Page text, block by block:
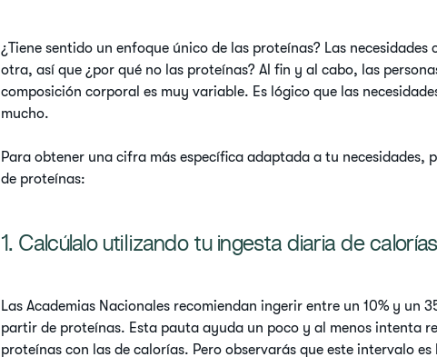
¿Tiene sentido un enfoque único de las proteínas? Las
otra, así que ¿por qué no las proteínas? Al fin y al cabo, las
composición corporal es muy variable. Es lógico que las
mucho.
Para obtener una cifra más específica adaptada a tu necesidades,
de proteínas:
1. Calcúlalo utilizando tu ingesta diaria de
Las Academias Nacionales recomiendan ingerir entre un 10% y un
partir de proteínas. Esta pauta ayuda un poco y al menos intenta
proteínas con las de calorías. Pero observarás que este intervalo